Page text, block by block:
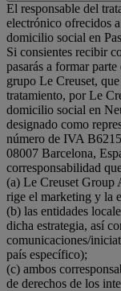
El responsable del
electrónico ofrecidos
domicilio social en
Si consientes recibir
pasarás a formar
grupo Le Creuset,
tratamiento, por Le
domicilio social en
designado como
número de IVA
08007 Barcelona,
corresponsabilidad
(a) Le Creuset Group
rige el marketing y la
(b) las entidades
dicha estrategia, así
comunicaciones/
país específico);
(c) ambos
de derechos de los